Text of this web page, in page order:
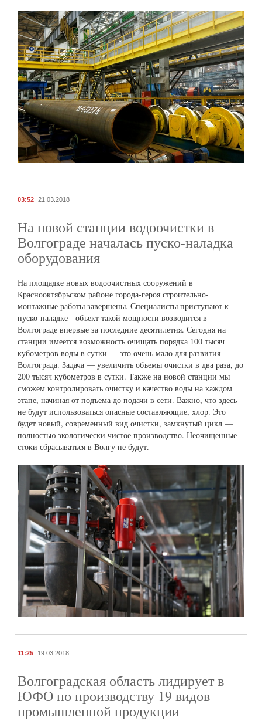
03:52 21.03.2018
На новой станции водоочистки в
Волгограде началась пуско-наладка
оборудования
На площадке новых водоочистных сооружений в
Краснооктябрьском районе города-героя строительно-
монтажные работы завершены. Специалисты приступают к
пуско-наладке - объект такой мощности возводится в
Волгограде впервые за последние десятилетия. Сегодня на
станции имеется возможность очищать порядка 100 тысяч
кубометров воды в сутки — это очень мало для развития
Волгограда. Задача — увеличить объемы очистки в два раза, до
200 тысяч кубометров в сутки. Также на новой станции мы
сможем контролировать очистку и качество воды на каждом
этапе, начиная от подъема до подачи в сети. Важно, что здесь
не будут использоваться опасные составляющие, хлор. Это
будет новый, современный вид очистки, замкнутый цикл —
полностью экологически чистое производство. Неочищенные
стоки сбрасываться в Волгу не будут.
11:25 19.03.2018
Волгоградская область лидирует в
ЮФО по производству 19 видов
промышленной продукции